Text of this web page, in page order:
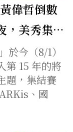
偉哲倒數
，美秀集…
於今（8/1）
第 15 年的將
題，集結賽
、國